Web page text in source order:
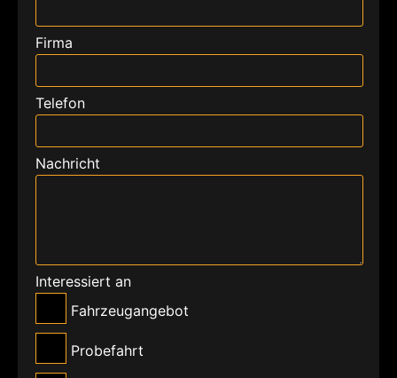
Firma
Telefon
Nachricht
Interessiert an
Fahrzeugangebot
Probefahrt